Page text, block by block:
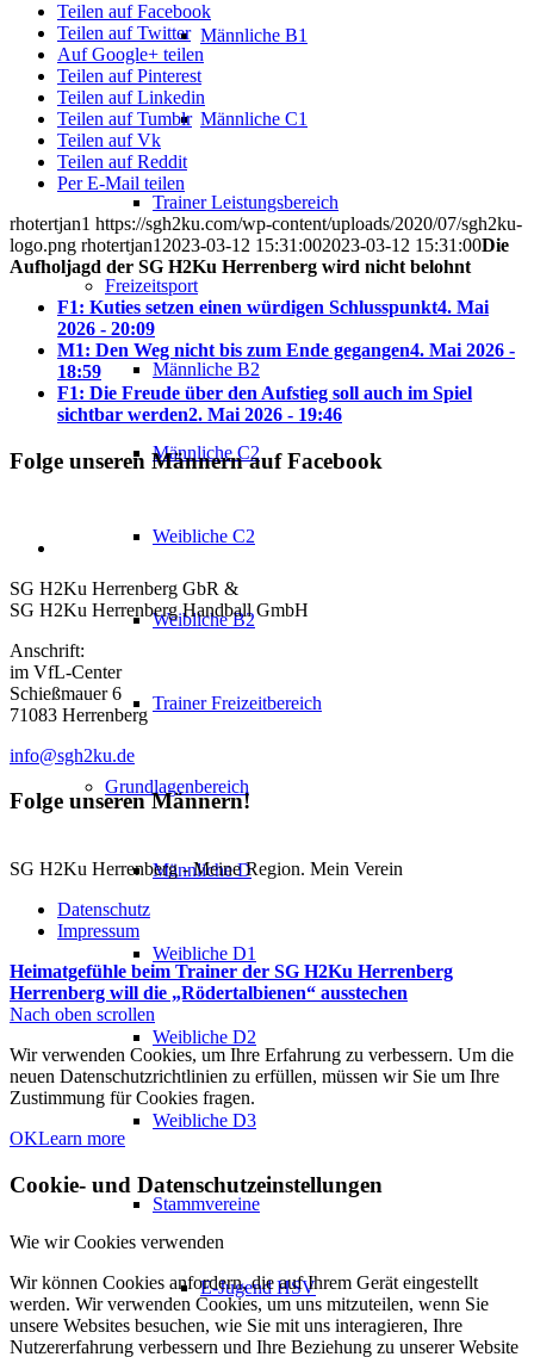
Männliche B1
Männliche C1
Trainer Leistungsbereich
Freizeitsport
Männliche B2
Männliche C2
Weibliche C2
Weibliche B2
Trainer Freizeitbereich
Grundlagenbereich
Männliche D
Weibliche D1
Weibliche D2
Weibliche D3
Stammvereine
E-Jugend HSV
Teilen auf Facebook
Teilen auf Twitter
Auf Google+ teilen
Teilen auf Pinterest
Teilen auf Linkedin
Teilen auf Tumblr
Teilen auf Vk
Teilen auf Reddit
Per E-Mail teilen
rhotertjan1 https://sgh2ku.com/wp-content/uploads/2020/07/sgh2ku-
logo.png rhotertjan1 2023-03-12 15:31:002023-03-12 15:31:00Die
Aufholjagd der SG H2Ku Herrenberg wird nicht belohnt
F1: Kuties setzen einen würdigen Schlusspunkt4. Mai
2026 - 20:09
M1: Den Weg nicht bis zum Ende gegangen4. Mai 2026 -
18:59
F1: Die Freude über den Aufstieg soll auch im Spiel
sichtbar werden2. Mai 2026 - 19:46
Folge unseren Männern auf Facebook
SG H2Ku Herrenberg GbR &
SG H2Ku Herrenberg Handball GmbH
Anschrift:
im VfL-Center
Schießmauer 6
71083 Herrenberg
info@sgh2ku.de
Folge unseren Männern!
SG H2Ku Herrenberg - Meine Region. Mein Verein
Datenschutz
Impressum
Heimatgefühle beim Trainer der SG H2Ku Herrenberg
Herrenberg will die „Rödertalbienen“ ausstechen
Nach oben scrollen
Wir verwenden Cookies, um Ihre Erfahrung zu verbessern. Um die
neuen Datenschutzrichtlinien zu erfüllen, müssen wir Sie um Ihre
Zustimmung für Cookies fragen.
OKLearn more
Cookie- und Datenschutzeinstellungen
Wie wir Cookies verwenden
Wir können Cookies anfordern, die auf Ihrem Gerät eingestellt
werden. Wir verwenden Cookies, um uns mitzuteilen, wenn Sie
unsere Websites besuchen, wie Sie mit uns interagieren, Ihre
Nutzererfahrung verbessern und Ihre Beziehung zu unserer Website